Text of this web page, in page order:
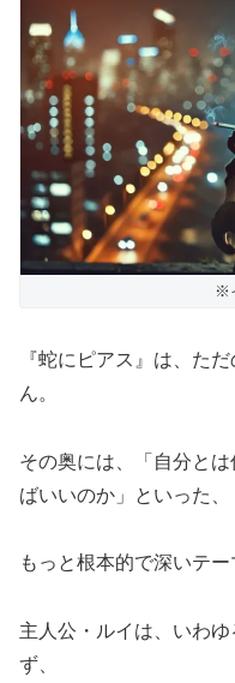
※
『蛇にピアス』は、た
ん。
その奥には、「自分と
ばいいのか」といった、
もっと根本的で深いテー
主人公・ルイは、いわゆ
ず、